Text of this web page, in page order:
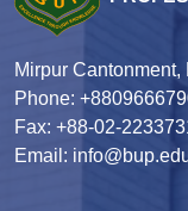
Mirpur
Phone:
Fax: +88-02-
Email: